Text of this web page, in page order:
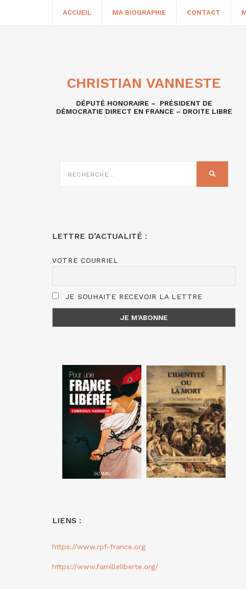
ACCUEIL MA BIOGRAPHIE CONTACT
CHRISTIAN VANNESTE
DÉPUTÉ HONORAIRE – PRÉSIDENT DE
DÉMOCRATIE DIRECT EN FRANCE – DROITE LIBRE
SUR
LETTRE D’ACTUALITÉ :
VOTRE COURRIEL
JE SOUHAITE RECEVOIR LA LETTRE
LIENS :
https://www.rpf-france.org
https://www.familleliberte.org/